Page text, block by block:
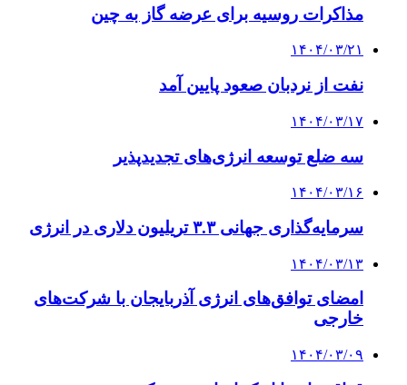
مذاکرات روسیه برای عرضه گاز به چین
۱۴۰۴/۰۳/۲۱
نفت از نردبان صعود پایین آمد
۱۴۰۴/۰۳/۱۷
سه ضلع توسعه انرژی‌های تجدیدپذیر
۱۴۰۴/۰۳/۱۶
سرمایه‌گذاری جهانی ۳.۳ تریلیون دلاری در انرژی
۱۴۰۴/۰۳/۱۳
امضای توافق‌های انرژی آذربایجان با شرکت‌های
خارجی
۱۴۰۴/۰۳/۰۹